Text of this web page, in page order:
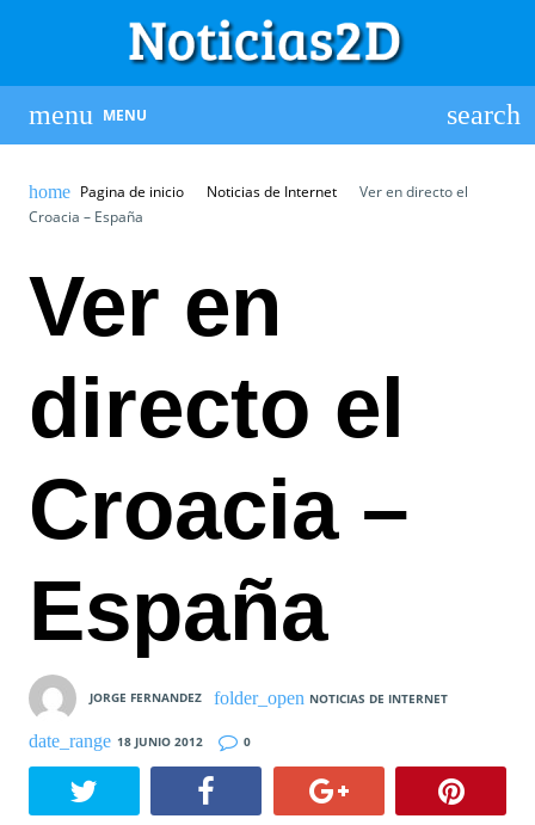
MENU
Pagina de inicio Noticias de Internet
Ver en directo el
Croacia – España
Ver en
directo el
Croacia –
España
JORGE FERNANDEZ NOTICIAS DE INTERNET
18 JUNIO 2012 0